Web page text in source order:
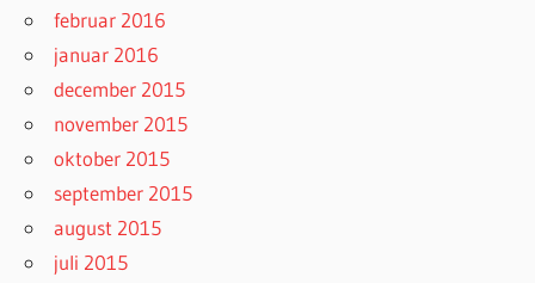
februar 2016
januar 2016
december 2015
november 2015
oktober 2015
september 2015
august 2015
juli 2015